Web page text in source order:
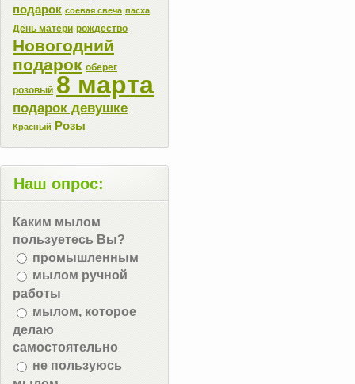
подарок соевая свеча пасха
День матери рождество
Новогодний
подарок оберег
розовый 8 марта
подарок девушке
Красный Розы
Наш опрос:
Каким мылом
пользуетесь Вы?
промышленным
мылом ручной
работы
мылом, которое
делаю
самостоятельно
не пользуюсь